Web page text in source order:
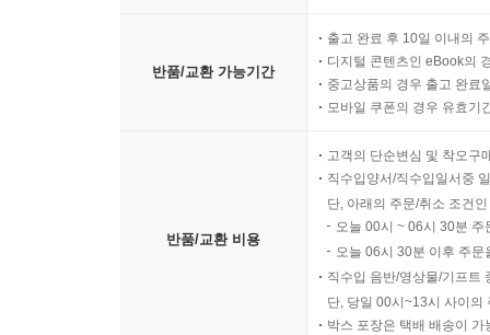
반품/교환 가능기간
출고 완료 후 10일 이내의
디지털 콘텐츠인 eBook의
중고상품의 경우 출고 완료
모바일 쿠폰의 경우 유효기
반품/교환 비용
고객의 단순변심 및 착오구
직수입양서/직수입일서중
단, 아래의 주문/취소 조건
오늘 00시 ~ 06시 30분
오늘 06시 30분 이후 주
직수입 음반/영상물/기프트
단, 당일 00시~13시 사이의
박스 포장은 택배 배송이